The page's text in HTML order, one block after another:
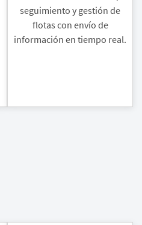
seguimiento y gestión de
flotas con envío de
información en tiempo real.